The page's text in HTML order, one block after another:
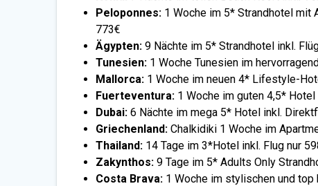
Peloponnes: 1 Woche im 5* Strandhotel mit
773€
Ägypten:9 Nächte im 5* Strandhotel inkl.
Tunesien: 1 Woche Tunesien im
Mallorca: 1 Woche im neuen 4* Lifestyle-
Fuerteventura: 1 Woche im guten 4,5*
Dubai:6 Nächte im mega 5* Hotel inkl.
Griechenland:Chalkidiki 1 Woche im
Thailand: 14 Tage im 3*Hotel inkl. Flug nur
Zakynthos:9 Tage im 5* Adults Only
Costa Brava: 1 Woche im stylischen und